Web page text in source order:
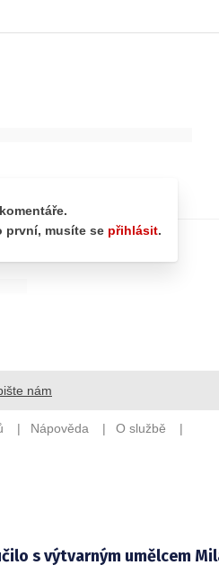
s výtvarným umělcem